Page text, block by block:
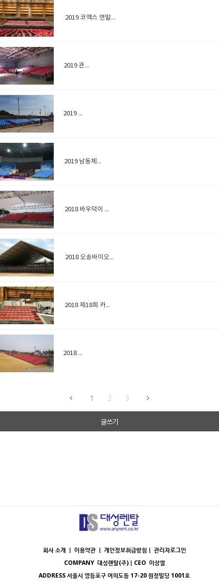
2019 코엑스 연말콘서트
2019 관람석
2019 진주
2019 남동체육관
2018 바우덕이 축제
2018 오송바이오엑스포
2018 제18회 카페쇼
2018 괴산
1 2 3
글쓰기
회사 소개 ｜ 이용약관 ｜ 개인정보취급방침 ｜ 관리자로그인
COMPANY대성렌탈(주)｜CEO 이상열
ADDRESS서울시 영등포구 여의도동 17-20 원정빌딩 1001호